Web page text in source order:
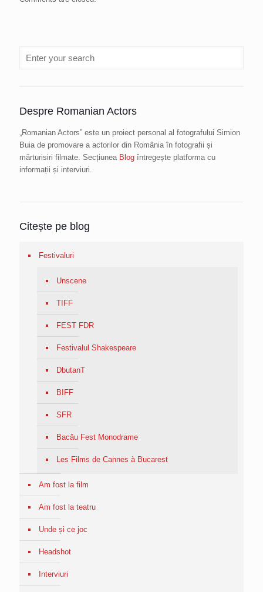
Despre Romanian Actors
„Romanian Actors” este un proiect personal al fotografului Simion
Buia de promovare a actorilor din România în fotografii și
mărturisiri filmate. Secțiunea Blog întregește platforma cu
informații și interviuri.
Citește pe blog
Festivaluri
Unscene
TIFF
FEST FDR
Festivalul Shakespeare
DbutanT
BIFF
SFR
Bacău Fest Monodrame
Les Films de Cannes à Bucarest
Am fost la film
Am fost la teatru
Unde și ce joc
Headshot
Interviuri